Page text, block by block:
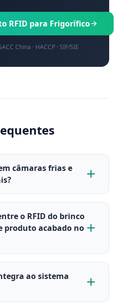
RFID para Frigorífico
China · HACCP · SIF/SIE
câmaras frias e
o RFID do brinco
produto acabado no
ao sistema